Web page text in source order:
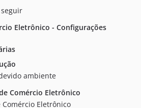
seguir
Eletrônico - Configurações
ambiente
Comércio Eletrônico
Eletrônico